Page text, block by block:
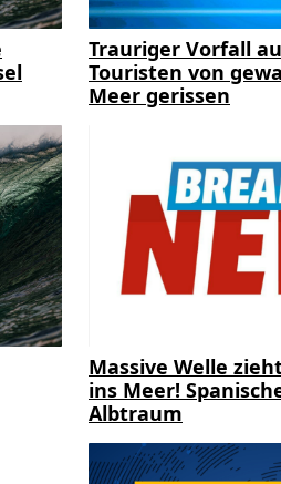
Trauriger Vorfall
Touristen von
Meer gerissen
Massive Welle
ins Meer!
Albtraum